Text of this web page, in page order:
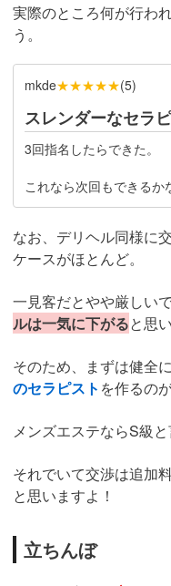
実際のところ何が行わ
う。
mkde★★★★★(5)
スレンダーなセラ
3回指名したらできた。
これなら次回もできるか
なお、デリヘル同様に
ケースがほとんど。
一見客だとやや厳しい
ルは一気に下がると思
そのため、まずは健全
のセラピスト を作るの
メンズエステならS級
それでいて交渉は追加
と思いますよ！
立ちんぼ